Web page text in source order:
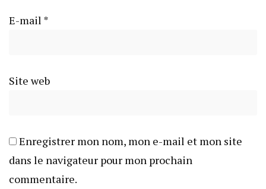
E-mail *
Site web
Enregistrer mon nom, mon e-mail et mon site
dans le navigateur pour mon prochain
commentaire.